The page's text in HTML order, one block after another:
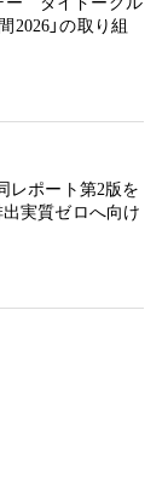
2026」の取り組
レポート第2版を
実質ゼロへ向け